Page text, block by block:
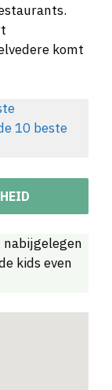
komt
10 beste
kids even